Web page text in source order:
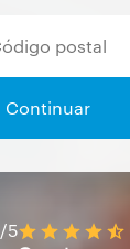
Continuar
/5